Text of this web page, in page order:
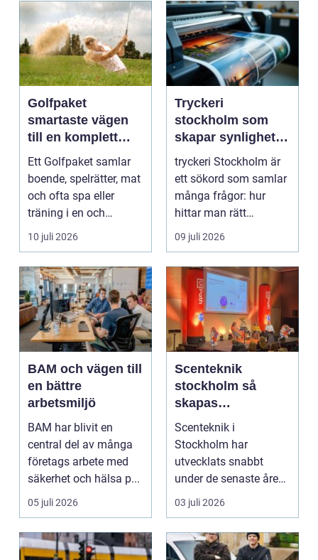
Golfpaket
smartaste vägen
till en komplett
golfupplevelse
Ett Golfpaket samlar
boende, spelrätter, mat
och ofta spa eller
träning i en och
samma bokning. För ...
10 juli 2026
Tryckeri
stockholm som
skapar synlighet
och förtroende
tryckeri Stockholm är
ett sökord som samlar
många frågor: hur
hittar man rätt
leverantör, vad skilje...
09 juli 2026
BAM och vägen till
en bättre
arbetsmiljö
BAM har blivit en
central del av många
företags arbete med
säkerhet och hälsa p...
05 juli 2026
Scenteknik
stockholm så
skapas
minnesvärda
upplevelser på
scen
Scenteknik i
Stockholm har
utvecklats snabbt
under de senaste åren.
Publiken förväntar sig i
dag mer...
03 juli 2026